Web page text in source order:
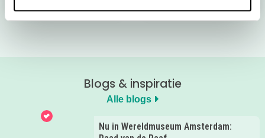
Blogs & inspiratie
Alle blogs
Nu in Wereldmuseum Amsterdam: